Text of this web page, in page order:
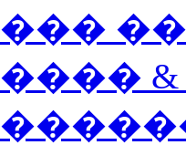
���